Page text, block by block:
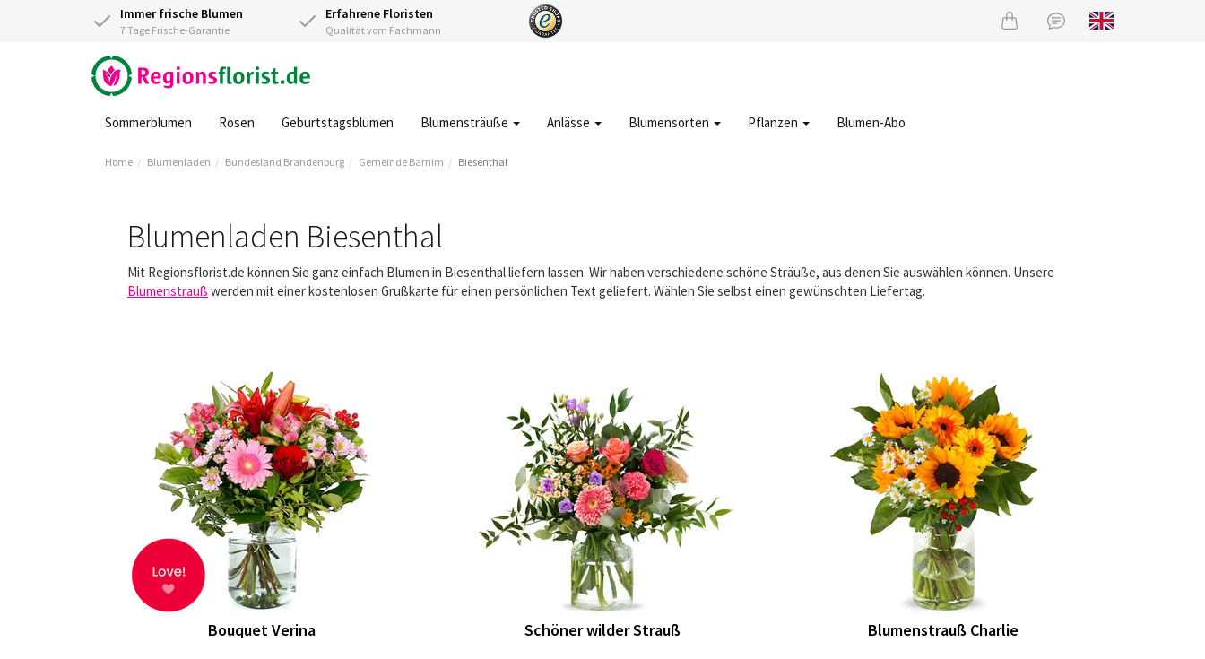
Immer frische Blumen
7 Tage Frische-Garantie
Erfahrene Floristen
Qualität vom Fachmann
Sommerblumen Rosen Geburtstagsblumen Blumensträuße Anlässe Blumensorten Pflanzen Blumen-Abo
Home Blumenladen Bundesland Brandenburg Gemeinde Barnim Biesenthal
Blumenladen Biesenthal
Mit Regionsflorist.de können Sie ganz einfach Blumen in Biesenthal liefern lassen. Wir haben verschiedene schöne Sträuße, aus denen Sie auswählen können. Unsere
Blumenstrauß werden mit einer kostenlosen Grußkarte für einen persönlichen Text geliefert. Wählen Sie selbst einen gewünschten Liefertag.
Bouquet Verina Schöner wilder Strauß Blumenstrauß Charlie